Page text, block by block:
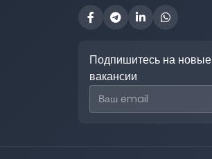
Подпишитесь на новые
вакансии
Email для подписки